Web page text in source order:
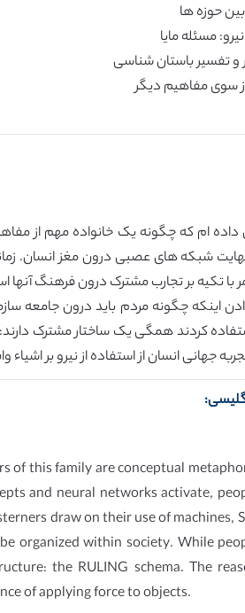
حوزه ها
مسئله مایا
و تفسیر باستان شناسی
سوی مفاهیم دیگر
داده ام که چگونه یک خانواده مهم از
شبکه های عصبی درون مغز انسان.
با تکیه بر تجارب مشترک درون فرهنگ
اینکه چگونه مردم باید درون جامعه
کردند همگی یک ساختار مشترک
جهانی انسان از استفاده از نیرو بر
of this family are conceptual
and neural networks activate,
draw on their use of machines,
organized within society. While
the RULING schema. The
of applying force to objects.